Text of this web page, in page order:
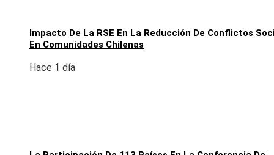
Impacto De La RSE En La Reducción De Conflictos
En Comunidades Chilenas
Hace 1 día